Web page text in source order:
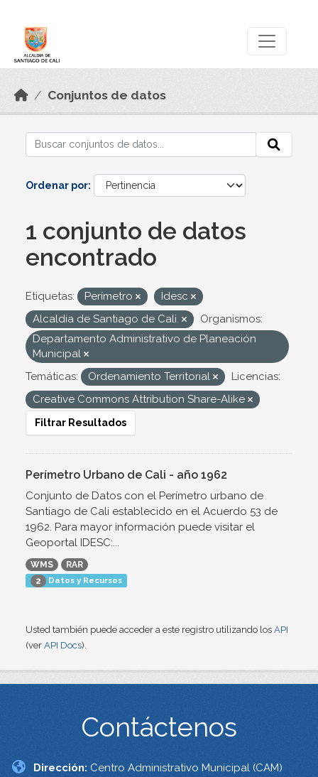
Conjuntos de datos
Ordenar por
1 conjunto de datos
encontrado
Etiquetas: Perímetro
Idesc
Alcaldía de Santiago de Cali.
Organismos:
Departamento Administrativo de Planeación
Municipal
Temáticas:
Ordenamiento Territorial
Licencias:
Creative Commons Attribution Share-Alike
Filtrar Resultados
Perímetro Urbano de Cali - año 1962
Conjunto de Datos con el Perímetro urbano de
Santiago de Cali establecido en el Acuerdo 53 de
1962. Para mayor información puede visitar el
Geoportal IDESC:...
WMS
RAR
2 Datos y Recursos
Usted también puede acceder a este registro utilizando los API
(ver API Docs).
Contáctenos
Dirección: Centro Administrativo Municipal (CAM)